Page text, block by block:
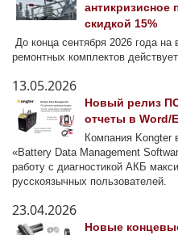
антикризисное
скидкой 15%
До конца сентября 2026 года
ремонтных комплектов
13.05.2026
Новый релиз
отчеты в Word/
Компания
«Battery Data Management
работу с диагностикой АКБ
русскоязычных пользователей.
23.04.2026
Новые